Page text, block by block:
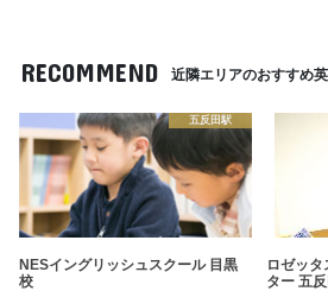
RECOMMEND 近隣エリアのおすすめ
五反田駅
NESイングリッシュスクール 目黒
校
ロゼッ
ター 五